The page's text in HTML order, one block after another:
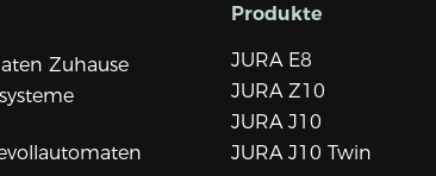
Zuhause
Produkte
JURA E8
JURA Z10
JURA J10
JURA J10 Twin